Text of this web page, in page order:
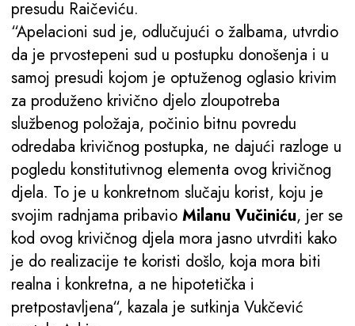
presudu Raičeviću.
“Apelacioni sud je, odlučujući o žalbama, utvrdio
da je prvostepeni sud u postupku donošenja i u
samoj presudi kojom je optuženog oglasio krivim
za produženo krivično djelo zloupotreba
službenog položaja, počinio bitnu povredu
odredaba krivičnog postupka, ne dajući razloge u
pogledu konstitutivnog elementa ovog krivičnog
djela. To je u konkretnom slučaju korist, koju je
svojim radnjama pribavio Milanu Vučiniću, jer se
kod ovog krivičnog djela mora jasno utvrditi kako
je do realizacije te koristi došlo, koja mora biti
realna i konkretna, a ne hipotetička i
pretpostavljena“, kazala je sutkinja Vukčević